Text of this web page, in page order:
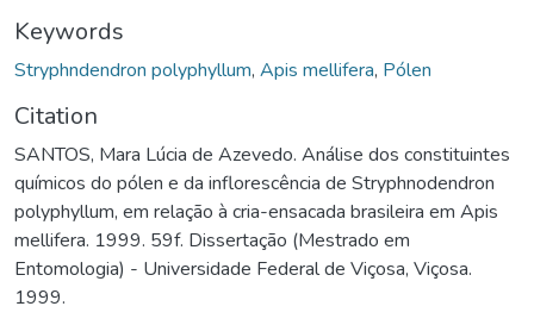
Keywords
Stryphndendron polyphyllum, Apis mellifera, Pólen
Citation
SANTOS, Mara Lúcia de Azevedo. Análise dos constituintes
químicos do pólen e da inflorescência de Stryphnodendron
polyphyllum, em relação à cria-ensacada brasileira em Apis
mellifera. 1999. 59f. Dissertação (Mestrado em
Entomologia) - Universidade Federal de Viçosa, Viçosa.
1999.